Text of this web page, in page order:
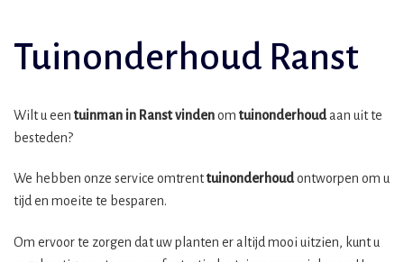
Tuinonderhoud Ranst
Wilt u een tuinman in Ranst vindenom tuinonderhoudaan uit te
besteden?
We hebben onze service omtrenttuinonderhoudontworpen om u
tijd en moeite te besparen.
Om ervoor te zorgen dat uw planten er altijd mooi uitzien, kunt u